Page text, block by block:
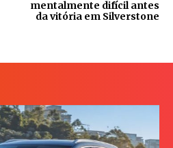
mentalmente difícil antes
da vitória em Silverstone